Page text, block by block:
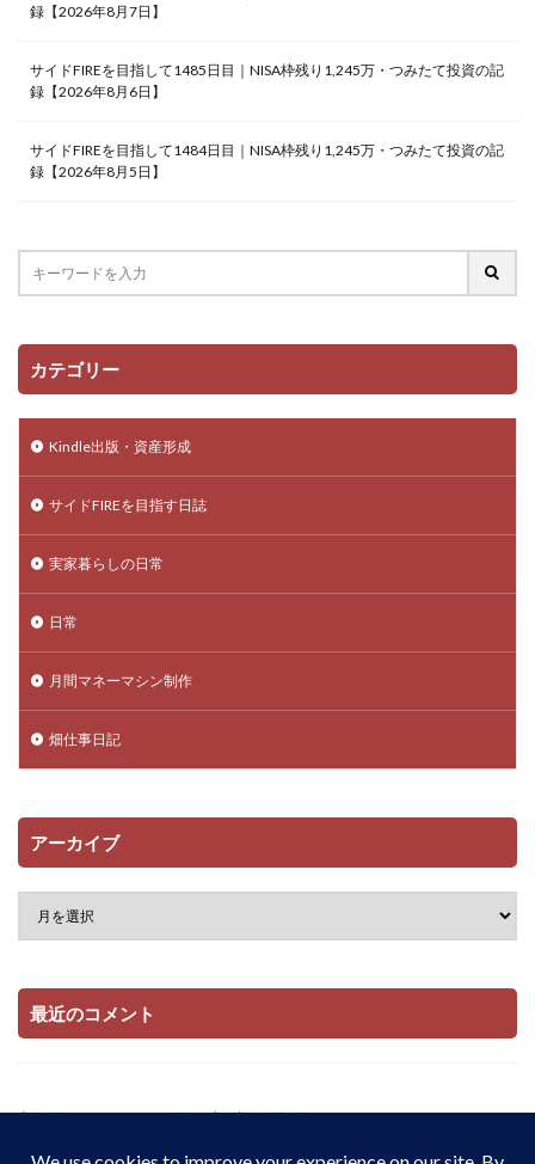
録【2026年8月7日】
サイドFIREを目指して1485日目｜NISA枠残り1,245万・つみたて投資の記
録【2026年8月6日】
サイドFIREを目指して1484日目｜NISA枠残り1,245万・つみたて投資の記
録【2026年8月5日】
カテゴリー
Kindle出版・資産形成
サイドFIREを目指す日誌
実家暮らしの日常
日常
月間マネーマシン制作
畑仕事日記
アーカイブ
最近のコメント
当サイトはAmazonアソシエイト・プログラムおよび